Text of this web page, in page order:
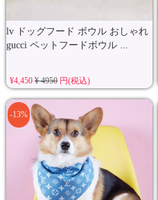
lv ドッグフード ボウル おしゃれ
gucci ペットフードボウル ...
¥4,450 ¥ 4950円(税込)
-13%